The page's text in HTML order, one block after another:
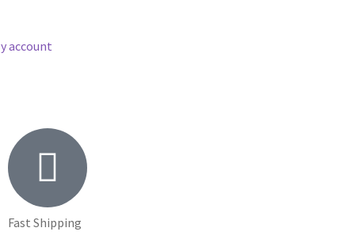
account
Fast Shipping